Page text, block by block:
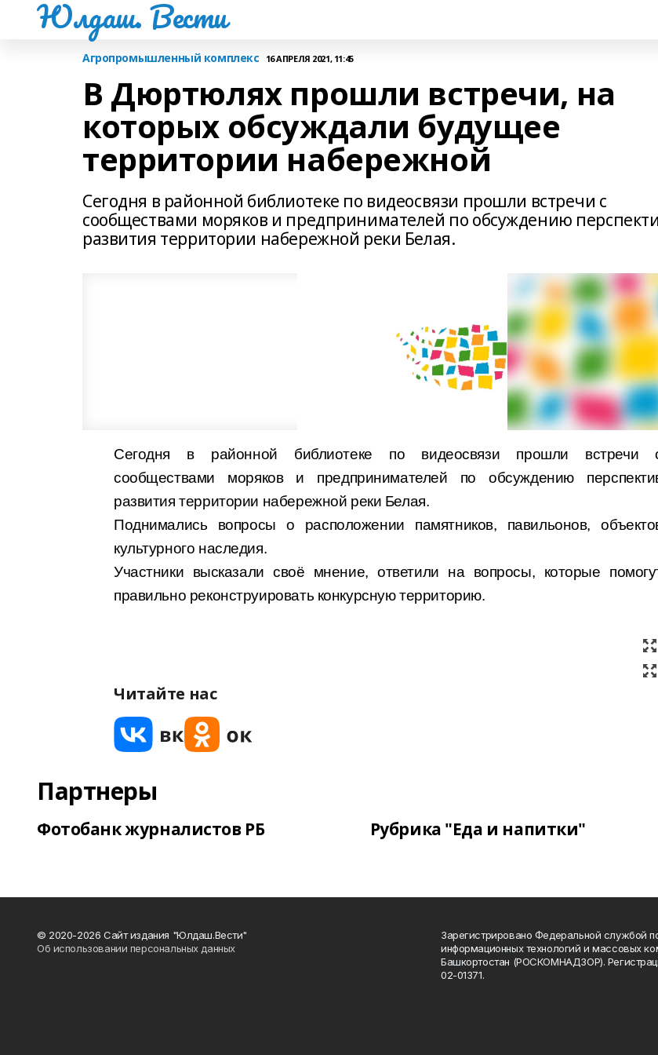
Юлдаш. Вести
Агропромышленный комплекс 16 АПРЕЛЯ 2021, 11:45
В Дюртюлях прошли встречи, на
которых обсуждали будущее
территории набережной
Сегодня в районной библиотеке по видеосвязи прошли встречи с
сообществами моряков и предпринимателей по обсуждению
развития территории набережной реки Белая.
Сегодня в районной библиотеке по видеосвязи прошли встречи
сообществами моряков и предпринимателей по обсуждению
развития территории набережной реки Белая.
Поднимались вопросы о расположении памятников, павильонов,
культурного наследия.
Участники высказали своё мнение, ответили на вопросы, которые
правильно реконструировать конкурсную территорию.
Читайте нас
Партнеры
Фотобанк журналистов РБ Рубрика "Еда и напитки"
© 2020-2026 Сайт издания "Юлдаш.Вести"
Об использовании персональных данных
Зарегистрировано Федеральной службой
информационных технологий и массовых
Башкортостан (РОСКОМНАДЗОР).
02-01371.